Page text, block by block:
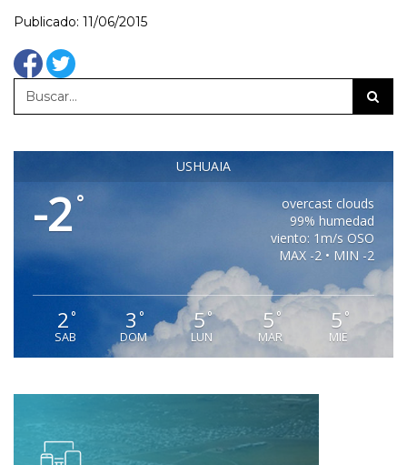
Publicado: 11/06/2015
USHUAIA
-2 °
overcast clouds
99% humedad
viento: 1m/s OSO
MAX -2 • MIN -2
2°
SAB
3 °
DOM
5°
LUN
5 °
MAR
5 °
MIE